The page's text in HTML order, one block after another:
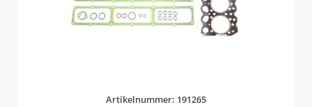
Artikelnummer: 191265